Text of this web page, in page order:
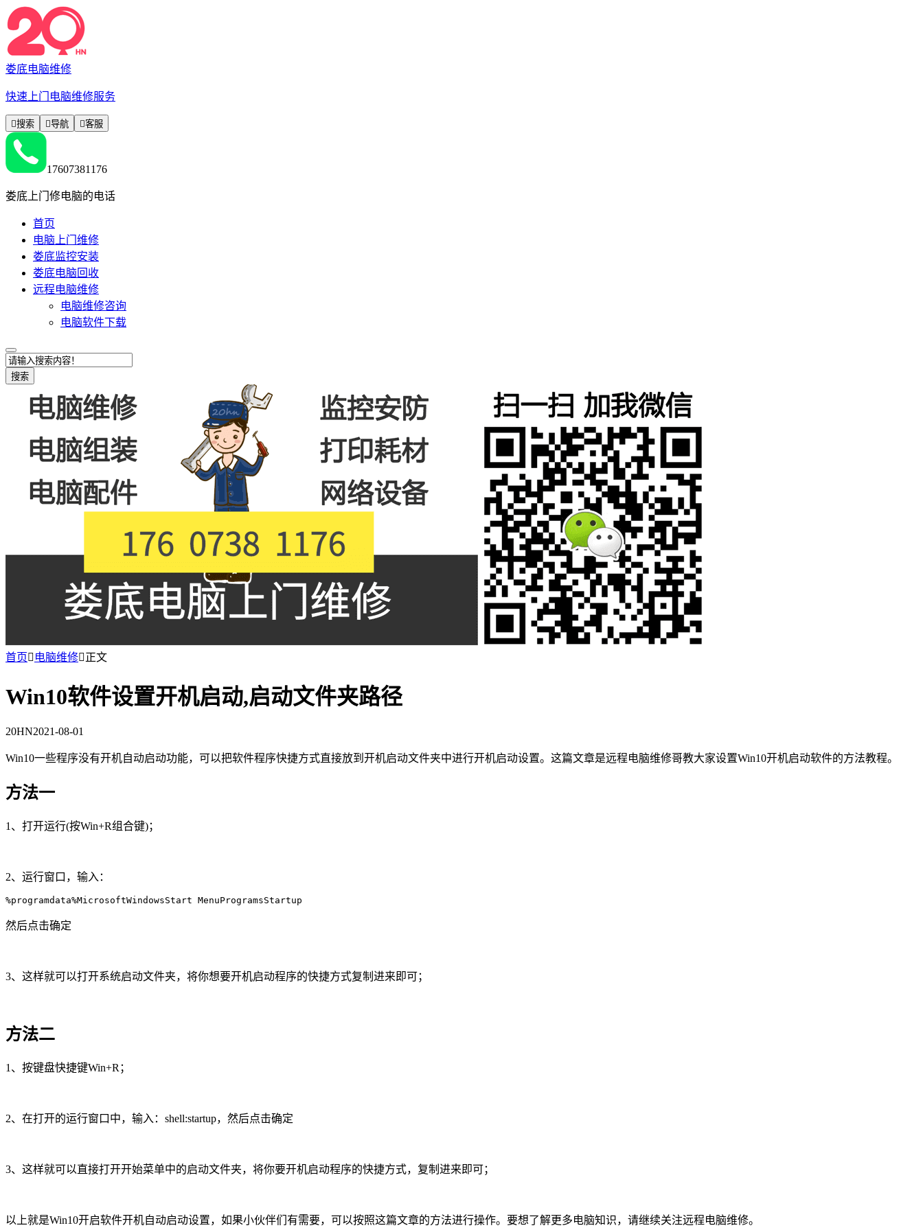
娄底电脑维修
快速上门电脑维修服务
搜索 导航 客服
17607381176
娄底上门修电脑的电话
首页
电脑上门维修
娄底监控安装
娄底电脑回收
远程电脑维修
电脑维修咨询
电脑软件下载
搜索
首页 电脑维修正文
Win10软件设置开机启动,启动文件夹路径
20HN2021-08-01
Win10一些程序没有开机自动启动功能，可以把软件程序快捷方式直接放到开机启动文件夹中进行开机启动设置。这篇文章是远程电脑维修哥教大家设置Win10开机启动软件的方法教程。
方法一
1、打开运行(按Win+R组合键)；
2、运行窗口，输入：
%programdata%MicrosoftWindowsStart MenuProgramsStartup
然后点击确定
3、这样就可以打开系统启动文件夹，将你想要开机启动程序的快捷方式复制进来即可；
方法二
1、按键盘快捷键Win+R；
2、在打开的运行窗口中，输入：shell:startup，然后点击确定
3、这样就可以直接打开开始菜单中的启动文件夹，将你要开机启动程序的快捷方式，复制进来即可；
以上就是Win10开启软件开机自动启动设置，如果小伙伴们有需要，可以按照这篇文章的方法进行操作。要想了解更多电脑知识，请继续关注远程电脑维修。